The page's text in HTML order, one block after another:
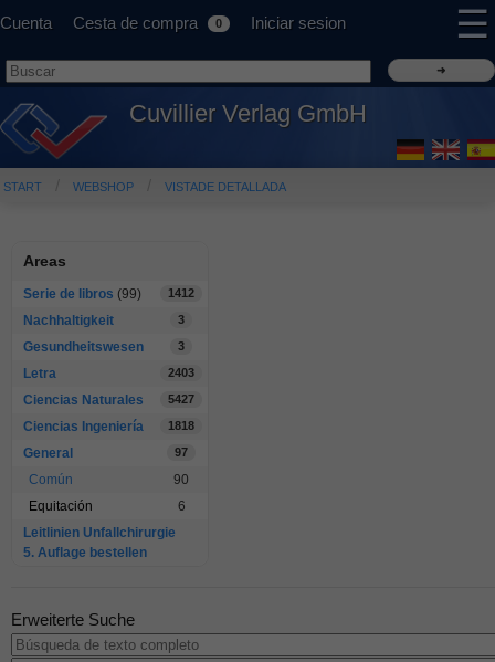
Cuenta Cesta de compra 0 Iniciar sesion ☰
Cuvillier Verlag GmbH
START WEBSHOP VISTADE DETALLADA
Areas
Serie de libros (99) 1412
Nachhaltigkeit 3
Gesundheitswesen 3
Letra 2403
Ciencias Naturales 5427
Ciencias Ingeniería 1818
General 97
Común
90
Equitación
6
Leitlinien Unfallchirurgie
5. Auflage bestellen
Erweiterte Suche